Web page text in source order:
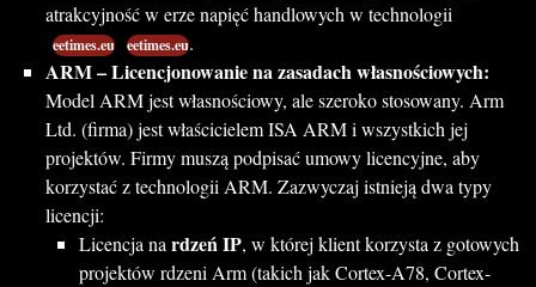
atrakcyjność w erze napięć handlowych w technologii
eetimes.eu eetimes.eu.
ARM – Licencjonowanie na zasadach własnościowych:
Model ARM jest własnościowy, ale szeroko stosowany. Arm
Ltd. (firma) jest właścicielem ISA ARM i wszystkich jej
projektów. Firmy muszą podpisać umowy licencyjne, aby
korzystać z technologii ARM. Zazwyczaj istnieją dwa typy
licencji:
Licencja nardzeń IP, w której klient korzysta z gotowych
projektów rdzeni Arm (takich jak Cortex-A78, Cortex-